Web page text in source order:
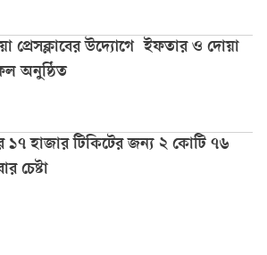
প্রেসক্লাবের উদ্যোগে ইফতার ও দোয়া
অনুষ্ঠিত
১৭ হাজার টিকিটের জন্য ২ কোটি ৭৬
চেষ্টা